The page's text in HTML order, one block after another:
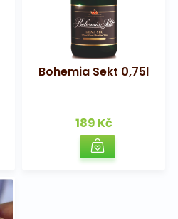
Bohemia Sekt 0,75l
189 Kč